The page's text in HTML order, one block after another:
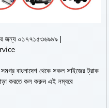
জন্য ০১৭৭১৫৩৬৯৯৯ |
বাংলাদেশ থেকে সকল সাইজের ট্রাক
করতে কল করুন এই নম্বরে